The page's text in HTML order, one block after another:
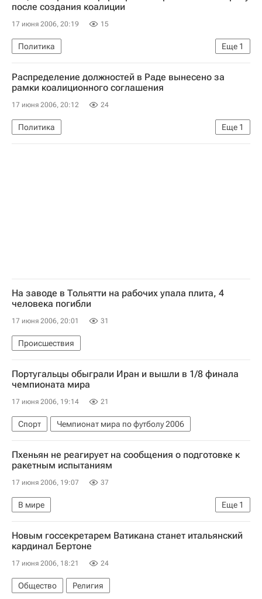
после создания коалиции
17 июня 2006, 20:19 15
Еще 1
Политика
Создание парламентской коалиции на Украине
Распределение должностей в Раде вынесено за
рамки коалиционного соглашения
17 июня 2006, 20:12 24
Еще 1
Политика
Создание парламентской коалиции на Украине
На заводе в Тольятти на рабочих упала плита, 4
человека погибли
17 июня 2006, 20:01 31
Происшествия
Португальцы обыграли Иран и вышли в 1/8 финала
чемпионата мира
17 июня 2006, 19:14 21
Спорт Чемпионат мира по футболу 2006
Пхеньян не реагирует на сообщения о подготовке к
ракетным испытаниям
17 июня 2006, 19:07 37
Еще 1
В мире
КНДР готовит запуск баллистической ракеты. Реакции
Новым госсекретарем Ватикана станет итальянский
кардинал Бертоне
17 июня 2006, 18:21 24
Общество Религия